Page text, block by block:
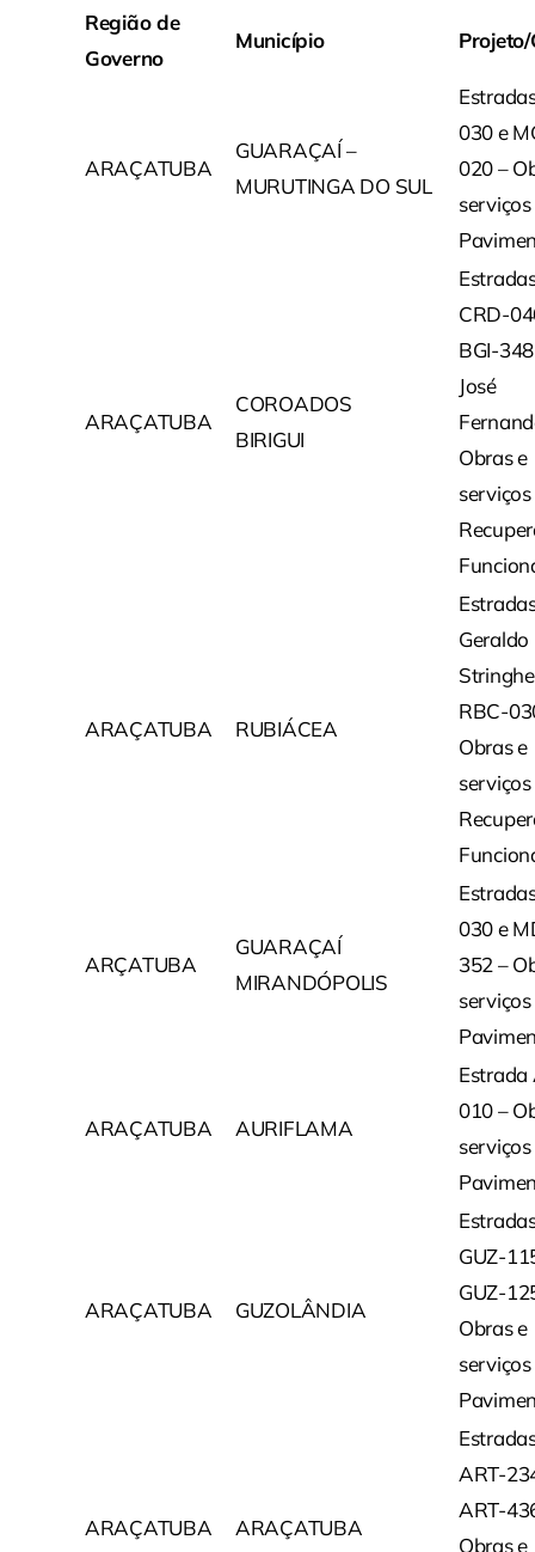
Região de
Governo
Município
ARAÇATUBA
GUARAÇAÍ –
MURUTINGA DO SUL
030 e
020 –
ARAÇATUBA
COROADOS
BIRIGUI
CRD-
BGI-
José
Obras e
ARAÇATUBA RUBIÁCEA
Geraldo
RBC-
Obras e
ARÇATUBA
GUARAÇAÍ
MIRANDÓPOLIS
030 e
352 –
ARAÇATUBA AURIFLAMA
Estrada
010 –
ARAÇATUBA GUZOLÂNDIA
GUZ-
GUZ-
Obras e
ARAÇATUBA ARAÇATUBA
ART-
ART-
Obras e